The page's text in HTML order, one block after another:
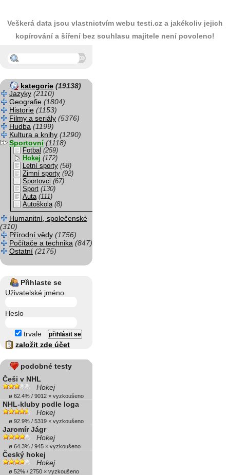
Veškerá data jsou vlastnictvím webu testi.cz a jakékoliv jejich
kopírování a šíření bez souhlasu majitele není povoleno!
kategorie (19138)
Jazyky (2110)
Geografie (1804)
Historie (1153)
Filmy a seriály (5376)
Hudba (1199)
Kultura a knihy (1290)
Sportovní (1118)
Fotbal (259)
Hokej (172)
Letní sporty (58)
Zimní sporty (92)
Sportovci (67)
Sport (130)
Auta (111)
Autoškola (8)
Humanitní, společenské
(310)
Přírodní vědy (1756)
Počítače a technika (847)
Ostatní (2175)
Přihlaste se
Uživatelské jméno
Heslo
trvale
založit zde účet
podobné testy
Češi v NHL
Hokej
ø 62.4% / 9012 × vyzkoušeno
NHL-kluby podle loga
Hokej
ø 92.9% / 5319 × vyzkoušeno
Jaromír Jágr
Hokej
ø 64.3% / 945 × vyzkoušeno
Český hokej
Hokej
ø 52% / 2750 × vyzkoušeno